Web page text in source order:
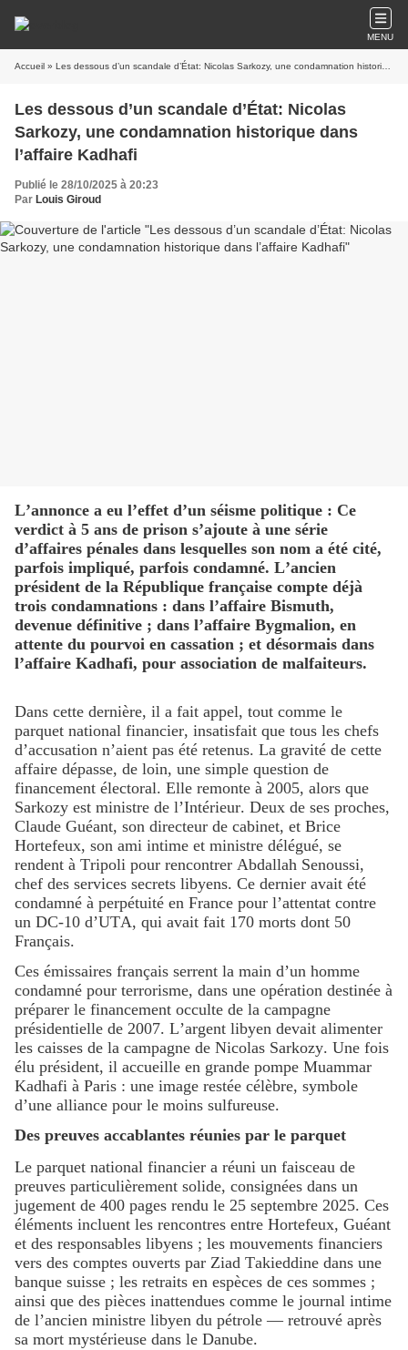
MENU
Accueil » Les dessous d’un scandale d’État: Nicolas Sarkozy, une condamnation historique dans l’affaire Kadhafi
Les dessous d’un scandale d’État: Nicolas
Sarkozy, une condamnation historique dans
l’affaire Kadhafi
Publié le 28/10/2025 à 20:23
Par Louis Giroud
L’annonce a eu l’effet d’un séisme politique : Ce
verdict à 5 ans de prison s’ajoute à une série
d’affaires pénales dans lesquelles son nom a été cité,
parfois impliqué, parfois condamné. L’ancien
président de la République française compte déjà
trois condamnations : dans l’affaire Bismuth,
devenue définitive ; dans l’affaire Bygmalion, en
attente du pourvoi en cassation ; et désormais dans
l’affaire Kadhafi, pour association de malfaiteurs.
Dans cette dernière, il a fait appel, tout comme le
parquet national financier, insatisfait que tous les chefs
d’accusation n’aient pas été retenus. La gravité de cette
affaire dépasse, de loin, une simple question de
financement électoral. Elle remonte à 2005, alors que
Sarkozy est ministre de l’Intérieur. Deux de ses proches,
Claude Guéant, son directeur de cabinet, et Brice
Hortefeux, son ami intime et ministre délégué, se
rendent à Tripoli pour rencontrer Abdallah Senoussi,
chef des services secrets libyens. Ce dernier avait été
condamné à perpétuité en France pour l’attentat contre
un DC-10 d’UTA, qui avait fait 170 morts dont 50
Français.
Ces émissaires français serrent la main d’un homme
condamné pour terrorisme, dans une opération destinée à
préparer le financement occulte de la campagne
présidentielle de 2007. L’argent libyen devait alimenter
les caisses de la campagne de Nicolas Sarkozy. Une fois
élu président, il accueille en grande pompe Muammar
Kadhafi à Paris : une image restée célèbre, symbole
d’une alliance pour le moins sulfureuse.
Des preuves accablantes réunies par le parquet
Le parquet national financier a réuni un faisceau de
preuves particulièrement solide, consignées dans un
jugement de 400 pages rendu le 25 septembre 2025. Ces
éléments incluent les rencontres entre Hortefeux, Guéant
et des responsables libyens ; les mouvements financiers
vers des comptes ouverts par Ziad Takieddine dans une
banque suisse ; les retraits en espèces de ces sommes ;
ainsi que des pièces inattendues comme le journal intime
de l’ancien ministre libyen du pétrole — retrouvé après
sa mort mystérieuse dans le Danube.